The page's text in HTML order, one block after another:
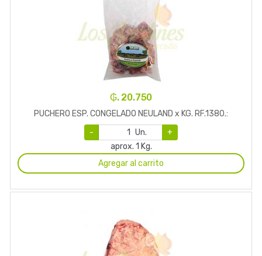
₲. 20.750
PUCHERO ESP. CONGELADO NEULAND x KG. RF.1380.:
-
Un.
+
aprox. 1 Kg.
Agregar al carrito